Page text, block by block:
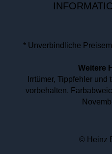
* Unverbindliche
Weitere
Irrtümer, Tippfehler
vorbehalten.
© Heinz